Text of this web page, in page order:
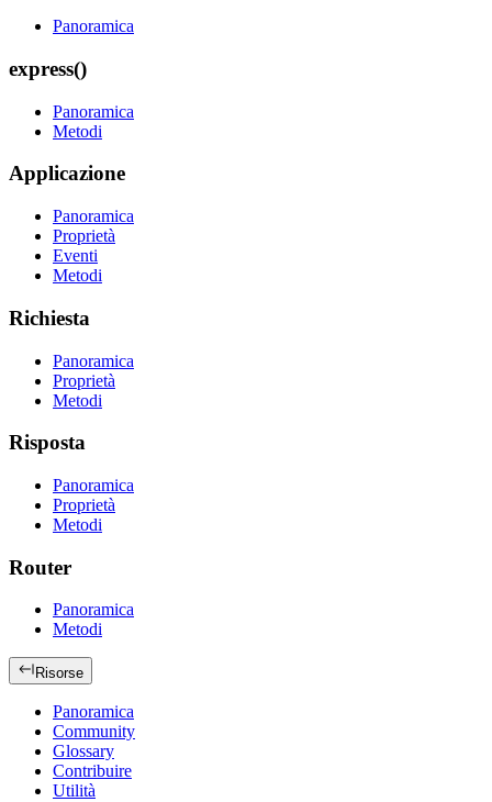
Panoramica
express()
Panoramica
Metodi
Applicazione
Panoramica
Proprietà
Eventi
Metodi
Richiesta
Panoramica
Proprietà
Metodi
Risposta
Panoramica
Proprietà
Metodi
Router
Panoramica
Metodi
Risorse
Panoramica
Community
Glossary
Contribuire
Utilità